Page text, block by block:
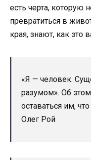
есть черта, которую
превратиться в
края, знают, как это
«Я — человек.
разумом». Об
оставаться им,
Олег Рой